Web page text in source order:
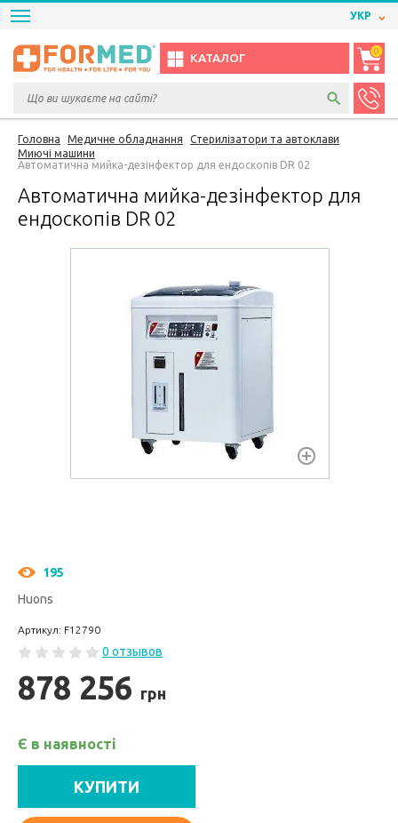
УКР
КАТАЛОГ
0
Головна Медичне обладнання
Стерилізатори та автоклави
Миючі машини
Автоматична мийка-дезінфектор для ендоскопів DR 02
Автоматична мийка-дезінфектор для
ендоскопів DR 02
195
Huons
Артикул: F12790
0 отзывов
878 256 грн
Є в наявності
КУПИТИ